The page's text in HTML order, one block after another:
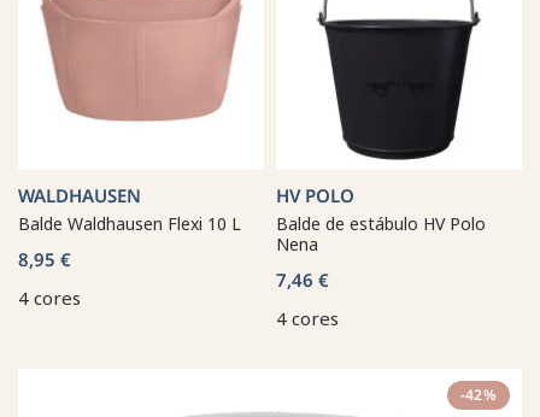
WALDHAUSEN
Balde Waldhausen Flexi 10 L
8,95 €
4 cores
HV POLO
Balde de estábulo HV Polo
Nena
7,46 €
4 cores
-42%